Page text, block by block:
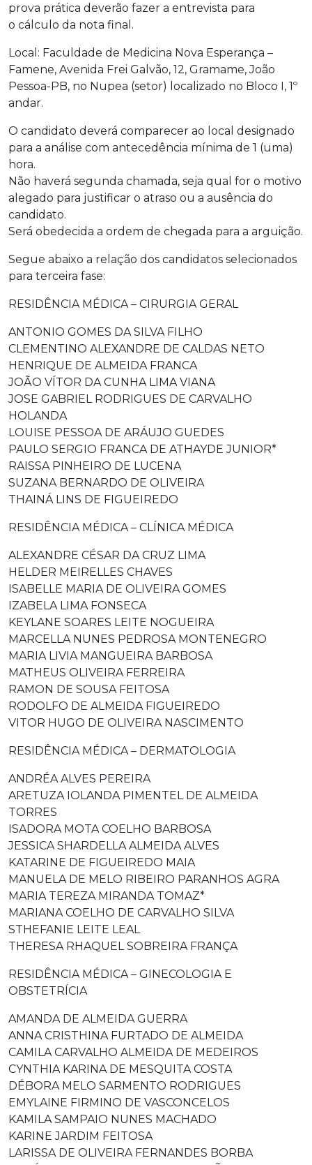
prova prática deverão fazer a entrevista para
o cálculo da nota final.
Local: Faculdade de Medicina Nova Esperança –
Famene, Avenida Frei Galvão, 12, Gramame, João
Pessoa-PB, no Nupea (setor) localizado no Bloco I, 1º
andar.
O candidato deverá comparecer ao local designado
para a análise com antecedência mínima de 1 (uma)
hora.
Não haverá segunda chamada, seja qual for o motivo
alegado para justificar o atraso ou a ausência do
candidato.
Será obedecida a ordem de chegada para a arguição.
Segue abaixo a relação dos candidatos selecionados
para terceira fase:
RESIDÊNCIA MÉDICA – CIRURGIA GERAL
ANTONIO GOMES DA SILVA FILHO
CLEMENTINO ALEXANDRE DE CALDAS NETO
HENRIQUE DE ALMEIDA FRANCA
JOÃO VÍTOR DA CUNHA LIMA VIANA
JOSE GABRIEL RODRIGUES DE CARVALHO
HOLANDA
LOUISE PESSOA DE ARÁUJO GUEDES
PAULO SERGIO FRANCA DE ATHAYDE JUNIOR*
RAISSA PINHEIRO DE LUCENA
SUZANA BERNARDO DE OLIVEIRA
THAINÁ LINS DE FIGUEIREDO
RESIDÊNCIA MÉDICA – CLÍNICA MÉDICA
ALEXANDRE CÉSAR DA CRUZ LIMA
HELDER MEIRELLES CHAVES
ISABELLE MARIA DE OLIVEIRA GOMES
IZABELA LIMA FONSECA
KEYLANE SOARES LEITE NOGUEIRA
MARCELLA NUNES PEDROSA MONTENEGRO
MARIA LIVIA MANGUEIRA BARBOSA
MATHEUS OLIVEIRA FERREIRA
RAMON DE SOUSA FEITOSA
RODOLFO DE ALMEIDA FIGUEIREDO
VITOR HUGO DE OLIVEIRA NASCIMENTO
RESIDÊNCIA MÉDICA – DERMATOLOGIA
ANDRÉA ALVES PEREIRA
ARETUZA IOLANDA PIMENTEL DE ALMEIDA
TORRES
ISADORA MOTA COELHO BARBOSA
JESSICA SHARDELLA ALMEIDA ALVES
KATARINE DE FIGUEIREDO MAIA
MANUELA DE MELO RIBEIRO PARANHOS AGRA
MARIA TEREZA MIRANDA TOMAZ*
MARIANA COELHO DE CARVALHO SILVA
STHEFANIE LEITE LEAL
THERESA RHAQUEL SOBREIRA FRANÇA
RESIDÊNCIA MÉDICA – GINECOLOGIA E
OBSTETRÍCIA
AMANDA DE ALMEIDA GUERRA
ANNA CRISTHINA FURTADO DE ALMEIDA
CAMILA CARVALHO ALMEIDA DE MEDEIROS
CYNTHIA KARINA DE MESQUITA COSTA
DÉBORA MELO SARMENTO RODRIGUES
EMYLAINE FIRMINO DE VASCONCELOS
KAMILA SAMPAIO NUNES MACHADO
KARINE JARDIM FEITOSA
LARISSA DE OLIVEIRA FERNANDES BORBA